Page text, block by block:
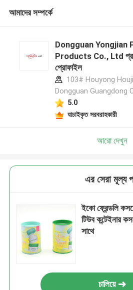
আমাদের সম্পর্কে
Dongguan Yongjian
Products Co., Ltd
প্রোফাইল
103# Houyong
Dongguan Guangdong
5.0
যাচাইকৃত সরবরাহকারী
আরো দেখুন
এর সেরা মূল্য
ইকো ফ্রেন্ডলি
টিউব কন্টেইনার
সাথে
চালিয়ে